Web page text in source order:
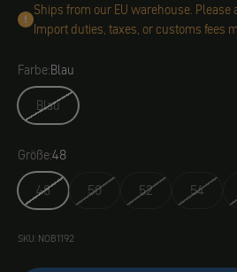
Ships from our EU warehouse.
Import duties, taxes, or customs fees
Farbe:Blau
Blau
Größe:48
48
50 52 54
SKU: NOB1192